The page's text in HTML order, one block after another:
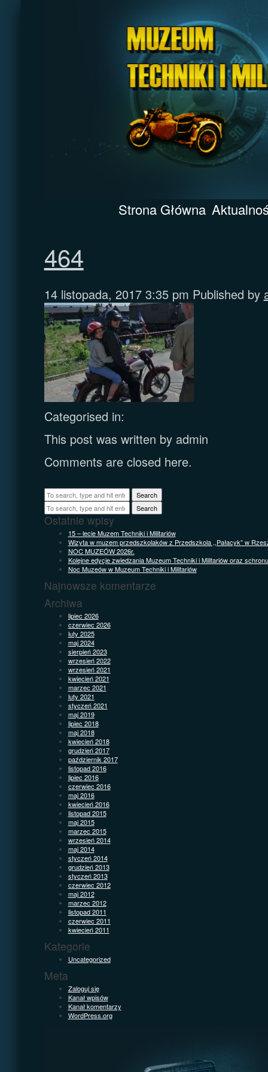
Strona Główna
464
14 listopada, 2017 3:35 pm Published by
Categorised in:
This post was written by admin
Comments are closed here.
Search
Search
Ostatnie wpisy
15 – lecie Muzem Techniki i Militariów
Wizyta w muzem przedszkolaków z Przedszkola ,,Pałacyk” w
NOC MUZEÓW 2026r.
Kolejne edycje zwiedzania Muzeum Techniki i Militariów oraz
Noc Muzeów w Muzeum Techniki i Militariów
Najnowsze komentarze
Archiwa
lipiec 2026
czerwiec 2026
luty 2025
maj 2024
sierpień 2023
wrzesień 2022
wrzesień 2021
kwiecień 2021
marzec 2021
luty 2021
styczeń 2021
maj 2019
lipiec 2018
maj 2018
kwiecień 2018
grudzień 2017
październik 2017
listopad 2016
lipiec 2016
czerwiec 2016
maj 2016
kwiecień 2016
listopad 2015
maj 2015
marzec 2015
wrzesień 2014
maj 2014
styczeń 2014
grudzień 2013
styczeń 2013
czerwiec 2012
maj 2012
marzec 2012
listopad 2011
czerwiec 2011
kwiecień 2011
Kategorie
Uncategorized
Meta
Zaloguj się
Kanał wpisów
Kanał komentarzy
WordPress.org